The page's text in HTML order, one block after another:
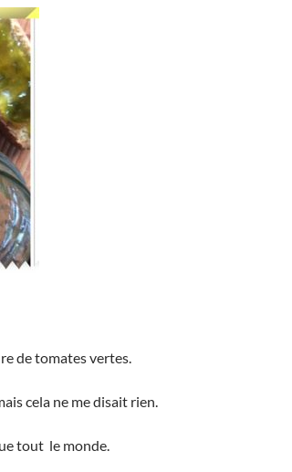
de tomates vertes.
cela ne me disait rien.
tout le monde.